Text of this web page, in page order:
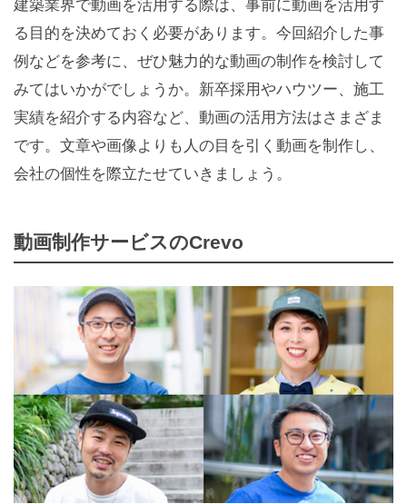
建築業界で動画を活用する際は、事前に動画を活用す
る目的を決めておく必要があります。今回紹介した事
例などを参考に、ぜひ魅力的な動画の制作を検討して
みてはいかがでしょうか。新卒採用やハウツー、施工
実績を紹介する内容など、動画の活用方法はさまざま
です。文章や画像よりも人の目を引く動画を制作し、
会社の個性を際立たせていきましょう。
動画制作サービスのCrevo